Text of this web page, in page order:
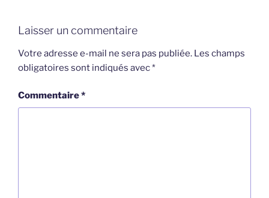
Laisser un commentaire
Votre adresse e-mail ne sera pas publiée. Les champs
obligatoires sont indiqués avec*
Commentaire*